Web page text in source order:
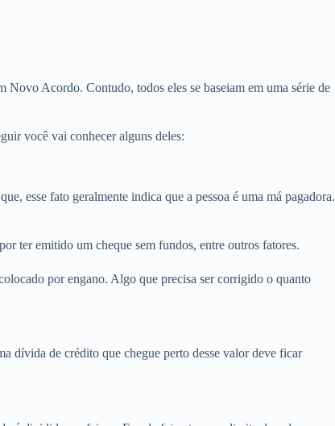
Novo Acordo. Contudo, todos eles se baseiam em uma série de
você vai conhecer alguns deles:
esse fato geralmente indica que a pessoa é uma má pagadora.
ter emitido um cheque sem fundos, entre outros fatores.
por engano. Algo que precisa ser corrigido o quanto
dívida de crédito que chegue perto desse valor deve ficar